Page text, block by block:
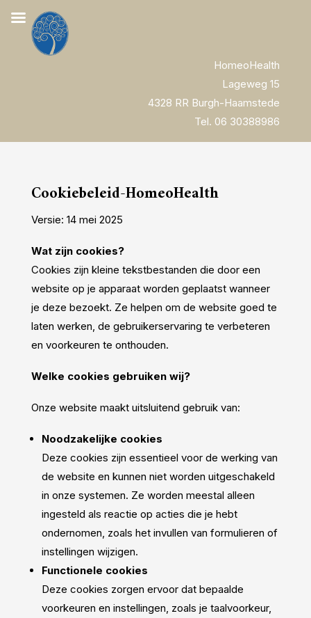
HomeoHealth
Lageweg 15
4328 RR Burgh-Haamstede
Tel. 06 30388986
Cookiebeleid-HomeoHealth
Versie: 14 mei 2025
Wat zijn cookies?
Cookies zijn kleine tekstbestanden die door een
website op je apparaat worden geplaatst wanneer
je deze bezoekt. Ze helpen om de website goed te
laten werken, de gebruikerservaring te verbeteren
en voorkeuren te onthouden.
Welke cookies gebruiken wij?
Onze website maakt uitsluitend gebruik van:
Noodzakelijke cookies
Deze cookies zijn essentieel voor de werking van
de website en kunnen niet worden uitgeschakeld
in onze systemen. Ze worden meestal alleen
ingesteld als reactie op acties die je hebt
ondernomen, zoals het invullen van formulieren of
instellingen wijzigen.
Functionele cookies
Deze cookies zorgen ervoor dat bepaalde
voorkeuren en instellingen, zoals je taalvoorkeur,